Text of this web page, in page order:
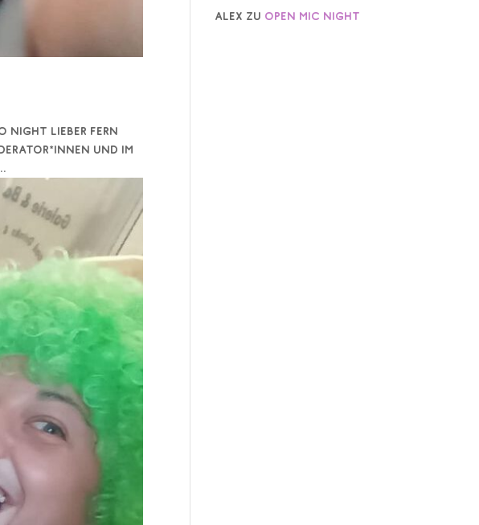
Night lieber fern
und im
Alex zu Open Mic Night